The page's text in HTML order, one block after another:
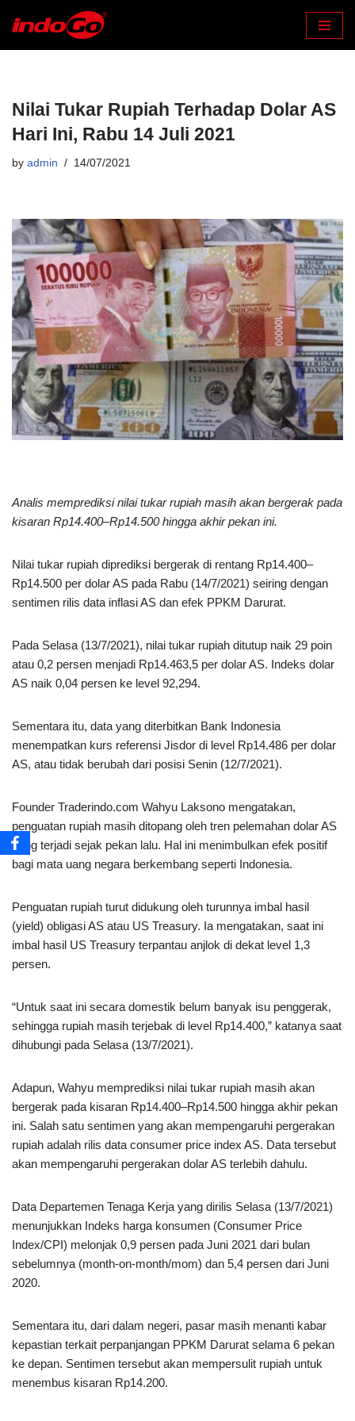
Nilai Tukar Rupiah Terhadap Dolar AS
Hari Ini, Rabu 14 Juli 2021
by admin 14/07/2021
Analis memprediksi nilai tukar rupiah masih akan bergerak pada
kisaran Rp14.400–Rp14.500 hingga akhir pekan ini.
Nilai tukar rupiah diprediksi bergerak di rentang Rp14.400–
Rp14.500 per dolar AS pada Rabu (14/7/2021) seiring dengan
sentimen rilis data inflasi AS dan efek PPKM Darurat.
Pada Selasa (13/7/2021), nilai tukar rupiah ditutup naik 29 poin
atau 0,2 persen menjadi Rp14.463,5 per dolar AS. Indeks dolar
AS naik 0,04 persen ke level 92,294.
Sementara itu, data yang diterbitkan Bank Indonesia
menempatkan kurs referensi Jisdor di level Rp14.486 per dolar
AS, atau tidak berubah dari posisi Senin (12/7/2021).
Founder Traderindo.com Wahyu Laksono mengatakan,
penguatan rupiah masih ditopang oleh tren pelemahan dolar AS
yang terjadi sejak pekan lalu. Hal ini menimbulkan efek positif
bagi mata uang negara berkembang seperti Indonesia.
Penguatan rupiah turut didukung oleh turunnya imbal hasil
(yield) obligasi AS atau US Treasury. Ia mengatakan, saat ini
imbal hasil US Treasury terpantau anjlok di dekat level 1,3
persen.
“Untuk saat ini secara domestik belum banyak isu penggerak,
sehingga rupiah masih terjebak di level Rp14.400,” katanya saat
dihubungi pada Selasa (13/7/2021).
Adapun, Wahyu memprediksi nilai tukar rupiah masih akan
bergerak pada kisaran Rp14.400–Rp14.500 hingga akhir pekan
ini. Salah satu sentimen yang akan mempengaruhi pergerakan
rupiah adalah rilis data consumer price index AS. Data tersebut
akan mempengaruhi pergerakan dolar AS terlebih dahulu.
Data Departemen Tenaga Kerja yang dirilis Selasa (13/7/2021)
menunjukkan Indeks harga konsumen (Consumer Price
Index/CPI) melonjak 0,9 persen pada Juni 2021 dari bulan
sebelumnya (month-on-month/mom) dan 5,4 persen dari Juni
2020.
Sementara itu, dari dalam negeri, pasar masih menanti kabar
kepastian terkait perpanjangan PPKM Darurat selama 6 pekan
ke depan. Sentimen tersebut akan mempersulit rupiah untuk
menembus kisaran Rp14.200.